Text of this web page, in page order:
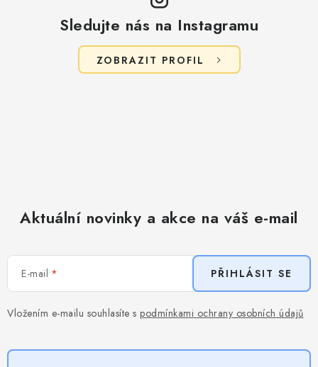
Sledujte nás na Instagramu
ZOBRAZIT PROFIL
Aktuální novinky a akce na váš e-mail
E-mail
Vložením e-mailu souhlasíte s podmínkami ochrany osobních údajů
PŘIHLÁSIT SE